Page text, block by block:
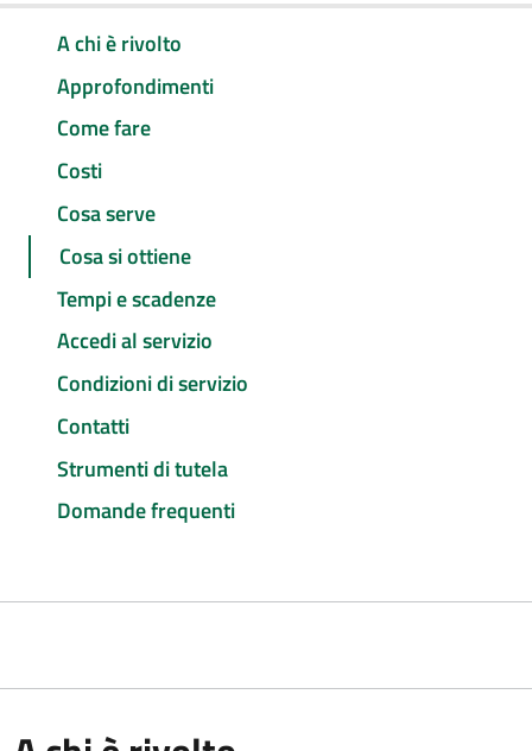
A chi è rivolto
Approfondimenti
Come fare
Costi
Cosa serve
Cosa si ottiene
Tempi e scadenze
Accedi al servizio
Condizioni di servizio
Contatti
Strumenti di tutela
Domande frequenti